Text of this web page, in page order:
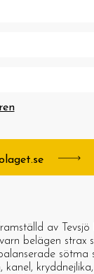
av Tevsjö
belägen strax
sötma
kanel,